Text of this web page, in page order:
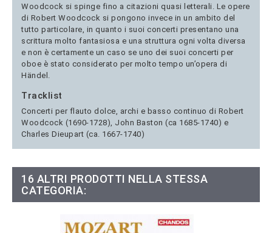
Woodcock si spinge fino a citazioni quasi letterali. Le opere
di Robert Woodcock si pongono invece in un ambito del
tutto particolare, in quanto i suoi concerti presentano una
scrittura molto fantasiosa e una struttura ogni volta diversa
e non è certamente un caso se uno dei suoi concerti per
oboe è stato considerato per molto tempo un’opera di
Händel.
Tracklist
Concerti per flauto dolce, archi e basso continuo di Robert
Woodcock (1690-1728), John Baston (ca 1685-1740) e
Charles Dieupart (ca. 1667-1740)
16 ALTRI PRODOTTI NELLA STESSA
CATEGORIA: